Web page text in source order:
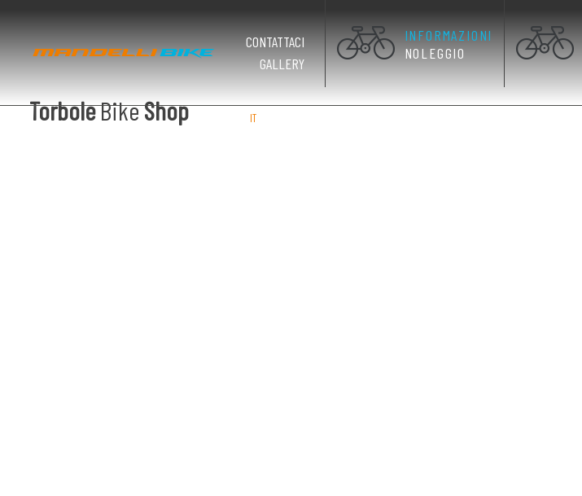
CONTATTACI
GALLERY
INFORMAZIONI
NOLEGGIO
TorboleBikeShop IT